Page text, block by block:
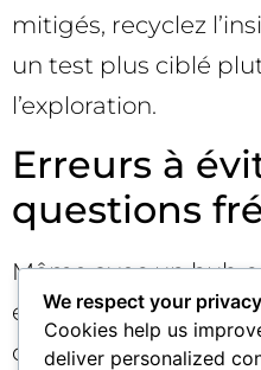
mitigés, recyclez
un test plus ciblé
l’exploration.
Erreurs à
questions
Même avec un hub
erreurs classiques
conclusions. Les
We respect your privacy
Cookies help us
deliver personalized